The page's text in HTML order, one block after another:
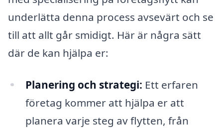
underlätta denna process avsevärt och se
till att allt går smidigt. Här är några sätt
där de kan hjälpa er:
Planering och strategi: Ett erfaren
företag kommer att hjälpa er att
planera varje steg av flytten, från